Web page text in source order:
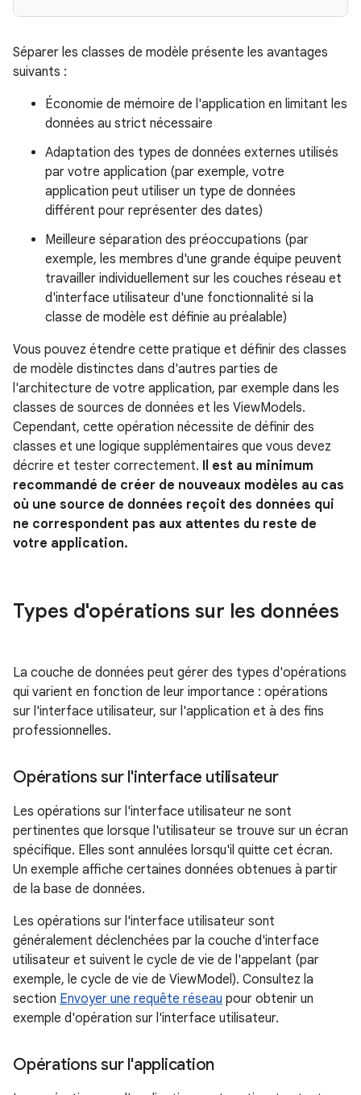
Séparer les classes de modèle présente les avantages
suivants :
Économie de mémoire de l'application en limitant les
données au strict nécessaire
Adaptation des types de données externes utilisés
par votre application (par exemple, votre
application peut utiliser un type de données
différent pour représenter des dates)
Meilleure séparation des préoccupations (par
exemple, les membres d'une grande équipe peuvent
travailler individuellement sur les couches réseau et
d'interface utilisateur d'une fonctionnalité si la
classe de modèle est définie au préalable)
Vous pouvez étendre cette pratique et définir des classes
de modèle distinctes dans d'autres parties de
l'architecture de votre application, par exemple dans les
classes de sources de données et les ViewModels.
Cependant, cette opération nécessite de définir des
classes et une logique supplémentaires que vous devez
décrire et tester correctement. Il est au minimum
recommandé de créer de nouveaux modèles au cas
où une source de données reçoit des données qui
ne correspondent pas aux attentes du reste de
votre application.
Types d'opérations sur les données
La couche de données peut gérer des types d'opérations
qui varient en fonction de leur importance : opérations
sur l'interface utilisateur, sur l'application et à des fins
professionnelles.
Opérations sur l'interface utilisateur
Les opérations sur l'interface utilisateur ne sont
pertinentes que lorsque l'utilisateur se trouve sur un écran
spécifique. Elles sont annulées lorsqu'il quitte cet écran.
Un exemple affiche certaines données obtenues à partir
de la base de données.
Les opérations sur l'interface utilisateur sont
généralement déclenchées par la couche d'interface
utilisateur et suivent le cycle de vie de l'appelant (par
exemple, le cycle de vie de ViewModel). Consultez la
section Envoyer une requête réseau pour obtenir un
exemple d'opération sur l'interface utilisateur.
Opérations sur l'application